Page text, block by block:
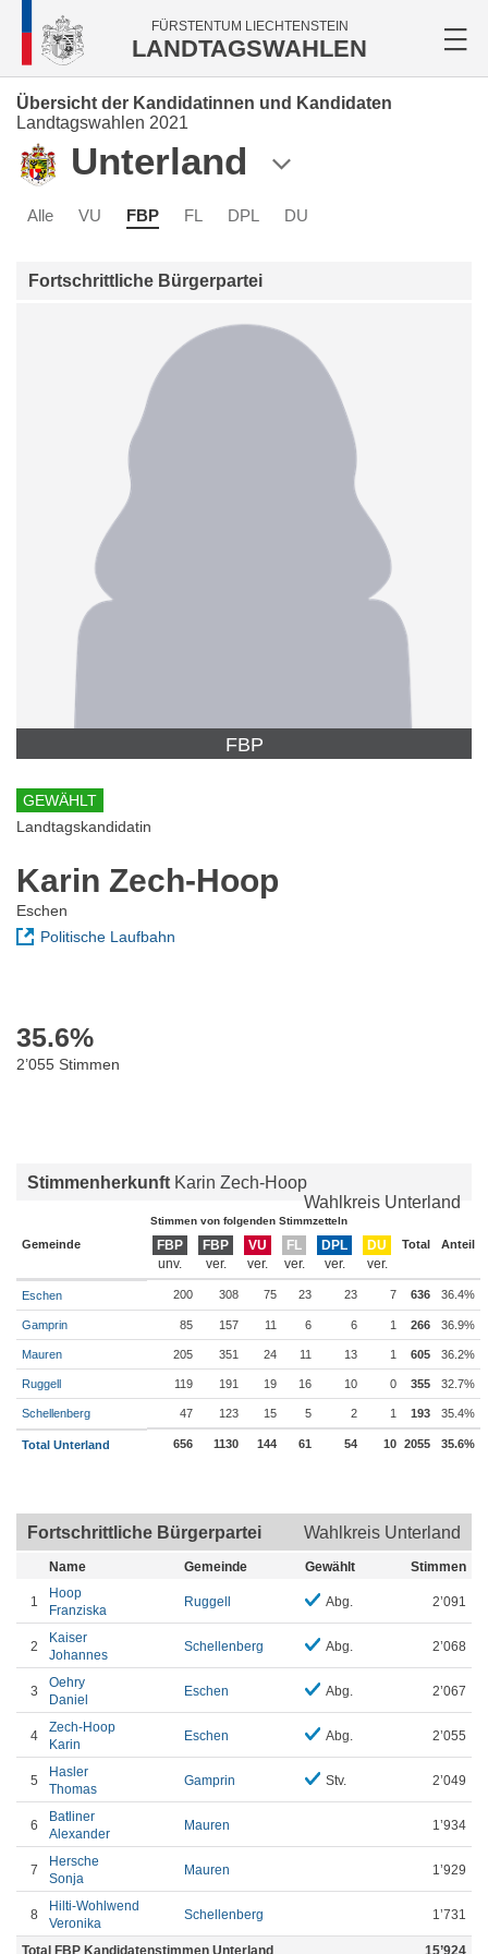
FÜRSTENTUM LIECHTENSTEIN
LANDTAGSWAHLEN
Übersicht der Kandidatinnen und Kandidaten
Landtagswahlen 2021
Unterland
Alle VU FBP FL DPL DU
Fortschrittliche Bürgerpartei
FBP
GEWÄHLT
Landtagskandidatin
Karin Zech-Hoop
Eschen
Politische Laufbahn
35.6%
2’055 Stimmen
Stimmenherkunft Karin Zech-Hoop
Wahlkreis Unterland
Stimmen von folgenden Stimmzetteln
Gemeinde FBP FBP VU FL DPL DU Total Anteil
Eschen 200 308 75 23 23 7 636 36.4%
Gamprin 85 157 11 6 6 1 266 36.9%
Mauren 205 351 24 11 13 1 605 36.2%
Ruggell 119 191 19 16 10 0 355 32.7%
Schellenberg 47 123 15 5 2 1 193 35.4%
Total Unterland 656 1130 144 61 54 10 2055 35.6%
Fortschrittliche Bürgerpartei Wahlkreis Unterland
Name Gemeinde Gewählt Stimmen
1
Hoop
Franziska
Ruggell Abg. 2’091
2
Kaiser
Johannes
Schellenberg Abg. 2’068
3
Oehry
Daniel
Eschen Abg. 2’067
4
Zech-Hoop
Karin
Eschen Abg. 2’055
5
Hasler
Thomas
Gamprin Stv. 2’049
6
Batliner
Alexander
Mauren 1’934
7
Hersche
Sonja
Mauren 1’929
8
Hilti-Wohlwend
Veronika
Schellenberg 1’731